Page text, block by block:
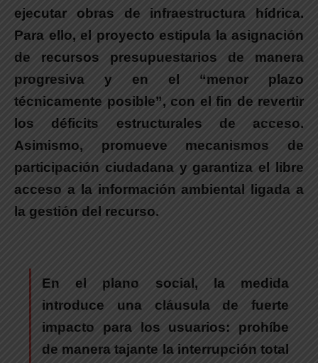
ejecutar obras de infraestructura hídrica.
Para ello, el proyecto estipula la asignación
de recursos presupuestarios de manera
progresiva y en el “menor plazo
técnicamente posible”, con el fin de revertir
los déficits estructurales de acceso.
Asimismo, promueve mecanismos de
participación ciudadana y garantiza el libre
acceso a la información ambiental ligada a
la gestión del recurso.
En el plano social, la medida
introduce una cláusula de fuerte
impacto para los usuarios: prohíbe
de manera tajante la interrupción total